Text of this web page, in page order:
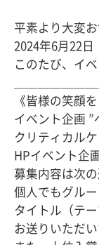
平素より大変
2024年6月22
このたび、イ
《皆様の笑顔
イベント企画 ”
クリティカル
HPイベント企
募集内容は次の
個人でもグル
タイトル（テ
お送りいただ